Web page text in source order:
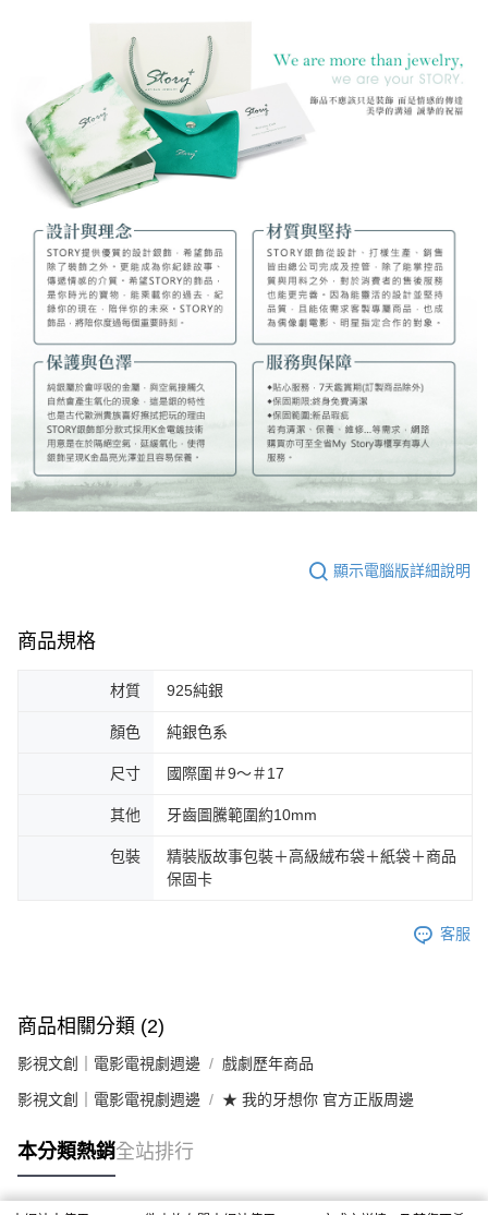
顯示電腦版詳細說明
商品規格
材質 925純銀
顏色 純銀色系
尺寸 國際圍＃9～＃17
其他 牙齒圖騰範圍約10mm
包裝
精裝版故事包裝＋高級絨布袋＋紙袋＋商品
保固卡
客服
商品相關分類 (2)
影視文創｜電影電視劇週邊 戲劇歷年商品
影視文創｜電影電視劇週邊 ★ 我的牙想你 官方正版周邊
本分類熱銷全站排行